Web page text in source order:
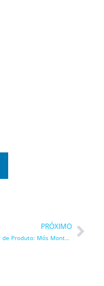
PRÓXIMO
Destaque de Produto: Mós Montadas